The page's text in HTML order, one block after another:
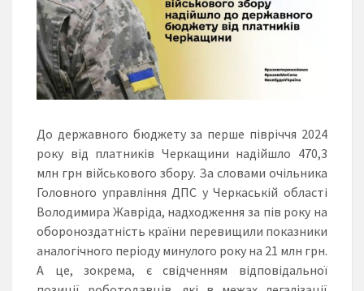
До державного бюджету за перше півріччя 2024
року від платників Черкащини надійшло 470,3
млн грн військового збору. За словами очільника
Головного управління ДПС у Черкаській області
Володимира Жавріда, надходження за пів року на
обороноздатність країни перевищили показники
аналогічного періоду минулого року на 21 млн грн.
А це, зокрема, є свідченням відповідальної